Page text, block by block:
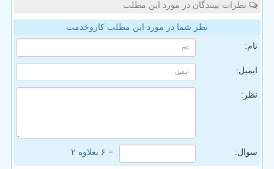
نظرات بینندگان در مورد این مطلب
نظر شما در مورد این مطلب کاروخدمت
نام:
ایمیل:
نظر:
سوال: = ۶ بعلاوه ۲